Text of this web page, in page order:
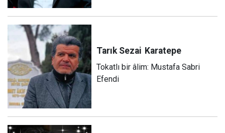
Tarık Sezai Karatepe
Tokatlı bir âlim: Mustafa Sabri
Efendi